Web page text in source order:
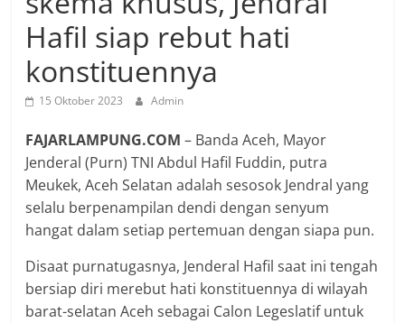
Hafil siap rebut hati
konstituennya
15 Oktober 2023 Admin
FAJARLAMPUNG.COM – Banda Aceh, Mayor
Jenderal (Purn) TNI Abdul Hafil Fuddin, putra
Meukek, Aceh Selatan adalah sesosok Jendral yang
selalu berpenampilan dendi dengan senyum
hangat dalam setiap pertemuan dengan siapa pun.
Disaat purnatugasnya, Jenderal Hafil saat ini tengah
bersiap diri merebut hati konstituennya di wilayah
barat-selatan Aceh sebagai Calon Legeslatif untuk